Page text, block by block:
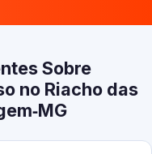
Sobre
no Riacho das